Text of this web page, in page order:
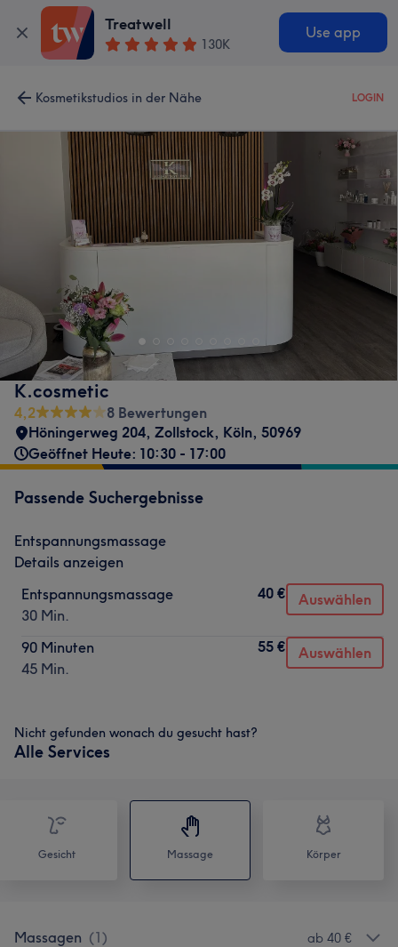
Treatwell
130K
Use app
Kosmetikstudios in der Nähe LOGIN
K.cosmetic
4,2
8 Bewertungen
Höningerweg 204, Zollstock, Köln, 50969
Geöffnet Heute: 10:30 - 17:00
Passende Suchergebnisse
Entspannungsmassage
Details anzeigen
Entspannungsmassage
30 Min.
40 € Auswählen
90 Minuten
45 Min.
55 € Auswählen
Nicht gefunden wonach du gesucht hast?
Alle Services
Gesicht Massage Körper
Massagen (1) ab 40 €